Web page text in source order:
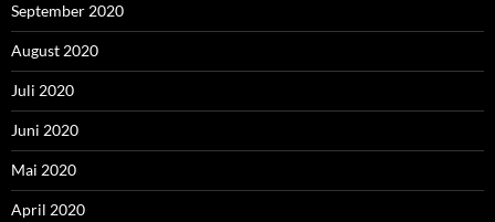
September 2020
August 2020
Juli 2020
Juni 2020
Mai 2020
April 2020